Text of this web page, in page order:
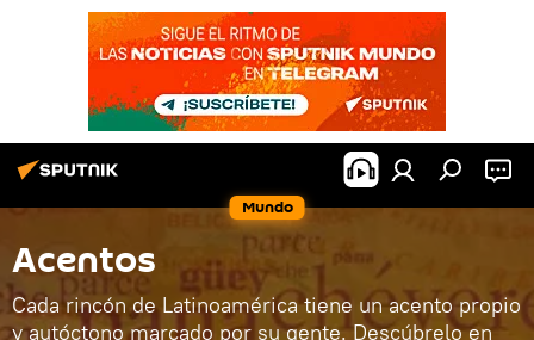
Mundo
Acentos
Cada rincón de Latinoamérica tiene un acento propio
y autóctono marcado por su gente. Descúbrelo en